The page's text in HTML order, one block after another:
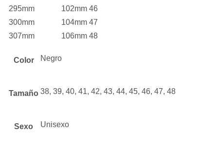
295mm
102mm 46
300mm
104mm 47
307mm
106mm 48
Color Negro
Tamaño 38, 39, 40, 41, 42, 43, 44, 45, 46, 47, 48
Sexo Unisexo